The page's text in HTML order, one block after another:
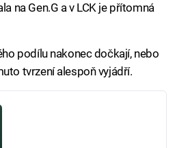
na Gen.G a v LCK je přítomná
podílu nakonec dočkají, nebo
tvrzení alespoň vyjádří.